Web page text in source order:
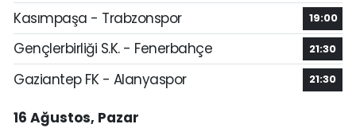
Kasımpaşa - Trabzonspor 19:00
Gençlerbirliği S.K. - Fenerbahçe 21:30
Gaziantep FK - Alanyaspor 21:30
16 Ağustos, Pazar